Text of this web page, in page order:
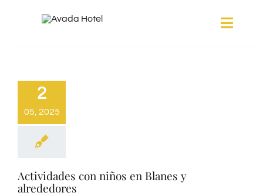
Toggle
2
05, 2025
Actividades con niños en Blanes y
alrededores